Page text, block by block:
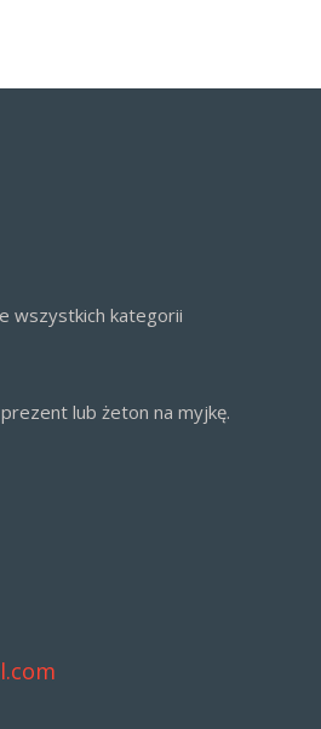
wszystkich kategorii
lub żeton na myjkę.